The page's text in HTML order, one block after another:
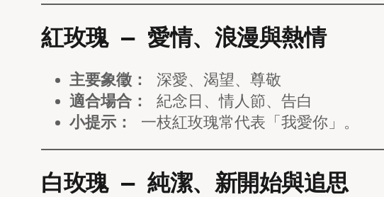
紅玫瑰 — 愛情、浪漫與熱情
主要象徵：
深愛、渴望、尊敬
適合場合：
紀念日、情人節、告白
小提示：
一枝紅玫瑰常代表「我愛你」。
白玫瑰 — 純潔、新開始與追思